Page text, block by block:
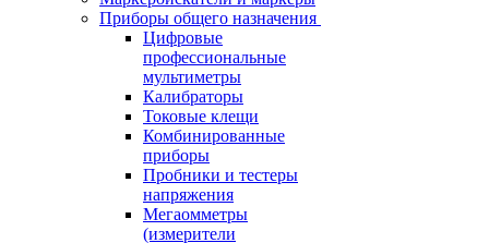
Приборы общего назначения
Цифровые
профессиональные
мультиметры
Калибраторы
Токовые клещи
Комбинированные
приборы
Пробники и тестеры
напряжения
Мегаомметры
(измерители